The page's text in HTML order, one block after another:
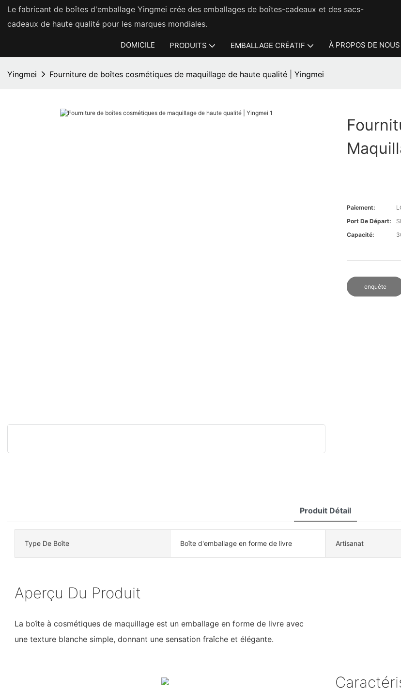
Le fabricant de boîtes d'emballage Yingmei crée des emballages de boîtes-cadeaux et des sacs-
cadeaux de haute qualité pour les marques mondiales.
DOMICILE PRODUITS EMBALLAGE CRÉATIF À PROPOS DE NOUS
Yingmei Fourniture de boîtes cosmétiques de maquillage de haute qualité | Yingmei
Paiement:
Port De Départ:
Capacité:
enquête
Produit Détail
Type De Boîte Boîte d'emballage en forme de livre Artisanat
Aperçu Du Produit
La boîte à cosmétiques de maquillage est un emballage en forme de livre avec
une texture blanche simple, donnant une sensation fraîche et élégante.